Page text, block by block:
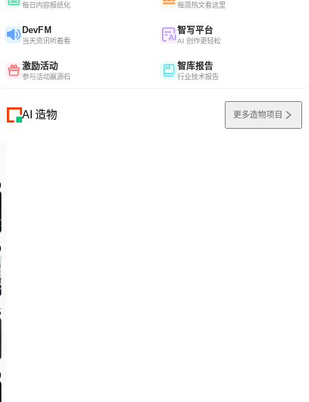
每日内容报纸化 每周热文看这里
DevFM
当天资讯听着看
智写平台
AI 创作更轻松
激励活动
参与活动赢源石
智库报告
行业技术报告
AI 造物 更多造物项目